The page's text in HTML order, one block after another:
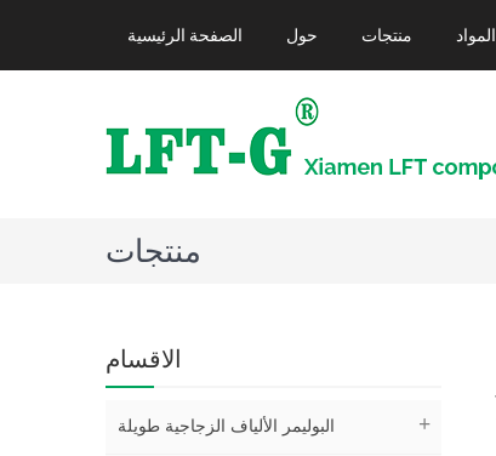
الصفحة الرئيسية حول منتجات
منتجات
الاقسام
البوليمر الألياف الزجاجية طويلة